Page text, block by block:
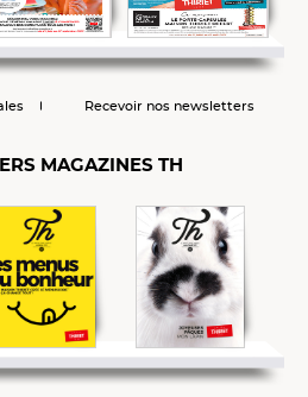
Recevoir nos newsletters
MAGAZINES TH